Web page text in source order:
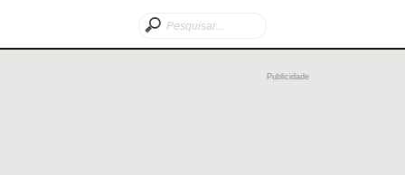
Publicidade